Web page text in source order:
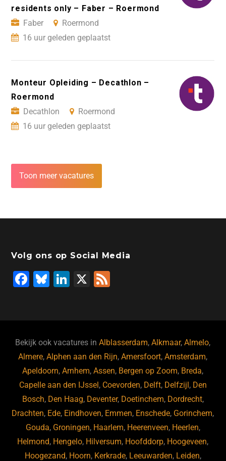
residents only – Faber – Roermond
Faber
Roermond
16 uur geleden geplaatst
Monteur Opleiding – Decathlon –
Roermond
Decathlon
Roermond
16 uur geleden geplaatst
Toon meer vacatures
Volg ons op Social Media
F
b
o
o
k
Bl
ky
Li
dI
n
X
Bekijk ook vacatures inAlblasserdam,Alkmaar,Almelo,
Almere,Alphen aan den Rijn,Amersfoort,Amsterdam,
Apeldoorn,Arnhem,Assen, Bergen op Zoom, Breda,
Capelle aan den IJssel , Coevorden, Delft, Delfzijl , Den
Bosch, Den Haag, Deventer, Doetinchem, Dordrecht,
Drachten, Ede, Eindhoven, Emmen, Enschede, Gorinchem,
Gouda, Groningen, Haarlem, Heerenveen, Heerlen,
Helmond, Hengelo, Hilversum, Hoofddorp, Hoogeveen,
Hoogezand, Hoorn, Kerkrade, Leeuwarden, Leiden,